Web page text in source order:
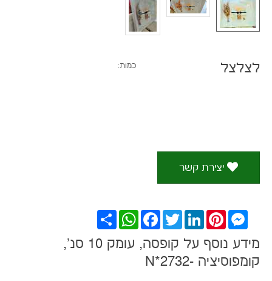
לצלצל כמות:
יצירת קשר
שתף
WhatsAppFacebook TwitterLinkedInPinterest
Messenger
מידע נוסף על קופסה, עומק 10 סנ',
קומפוסיציה -N*2732